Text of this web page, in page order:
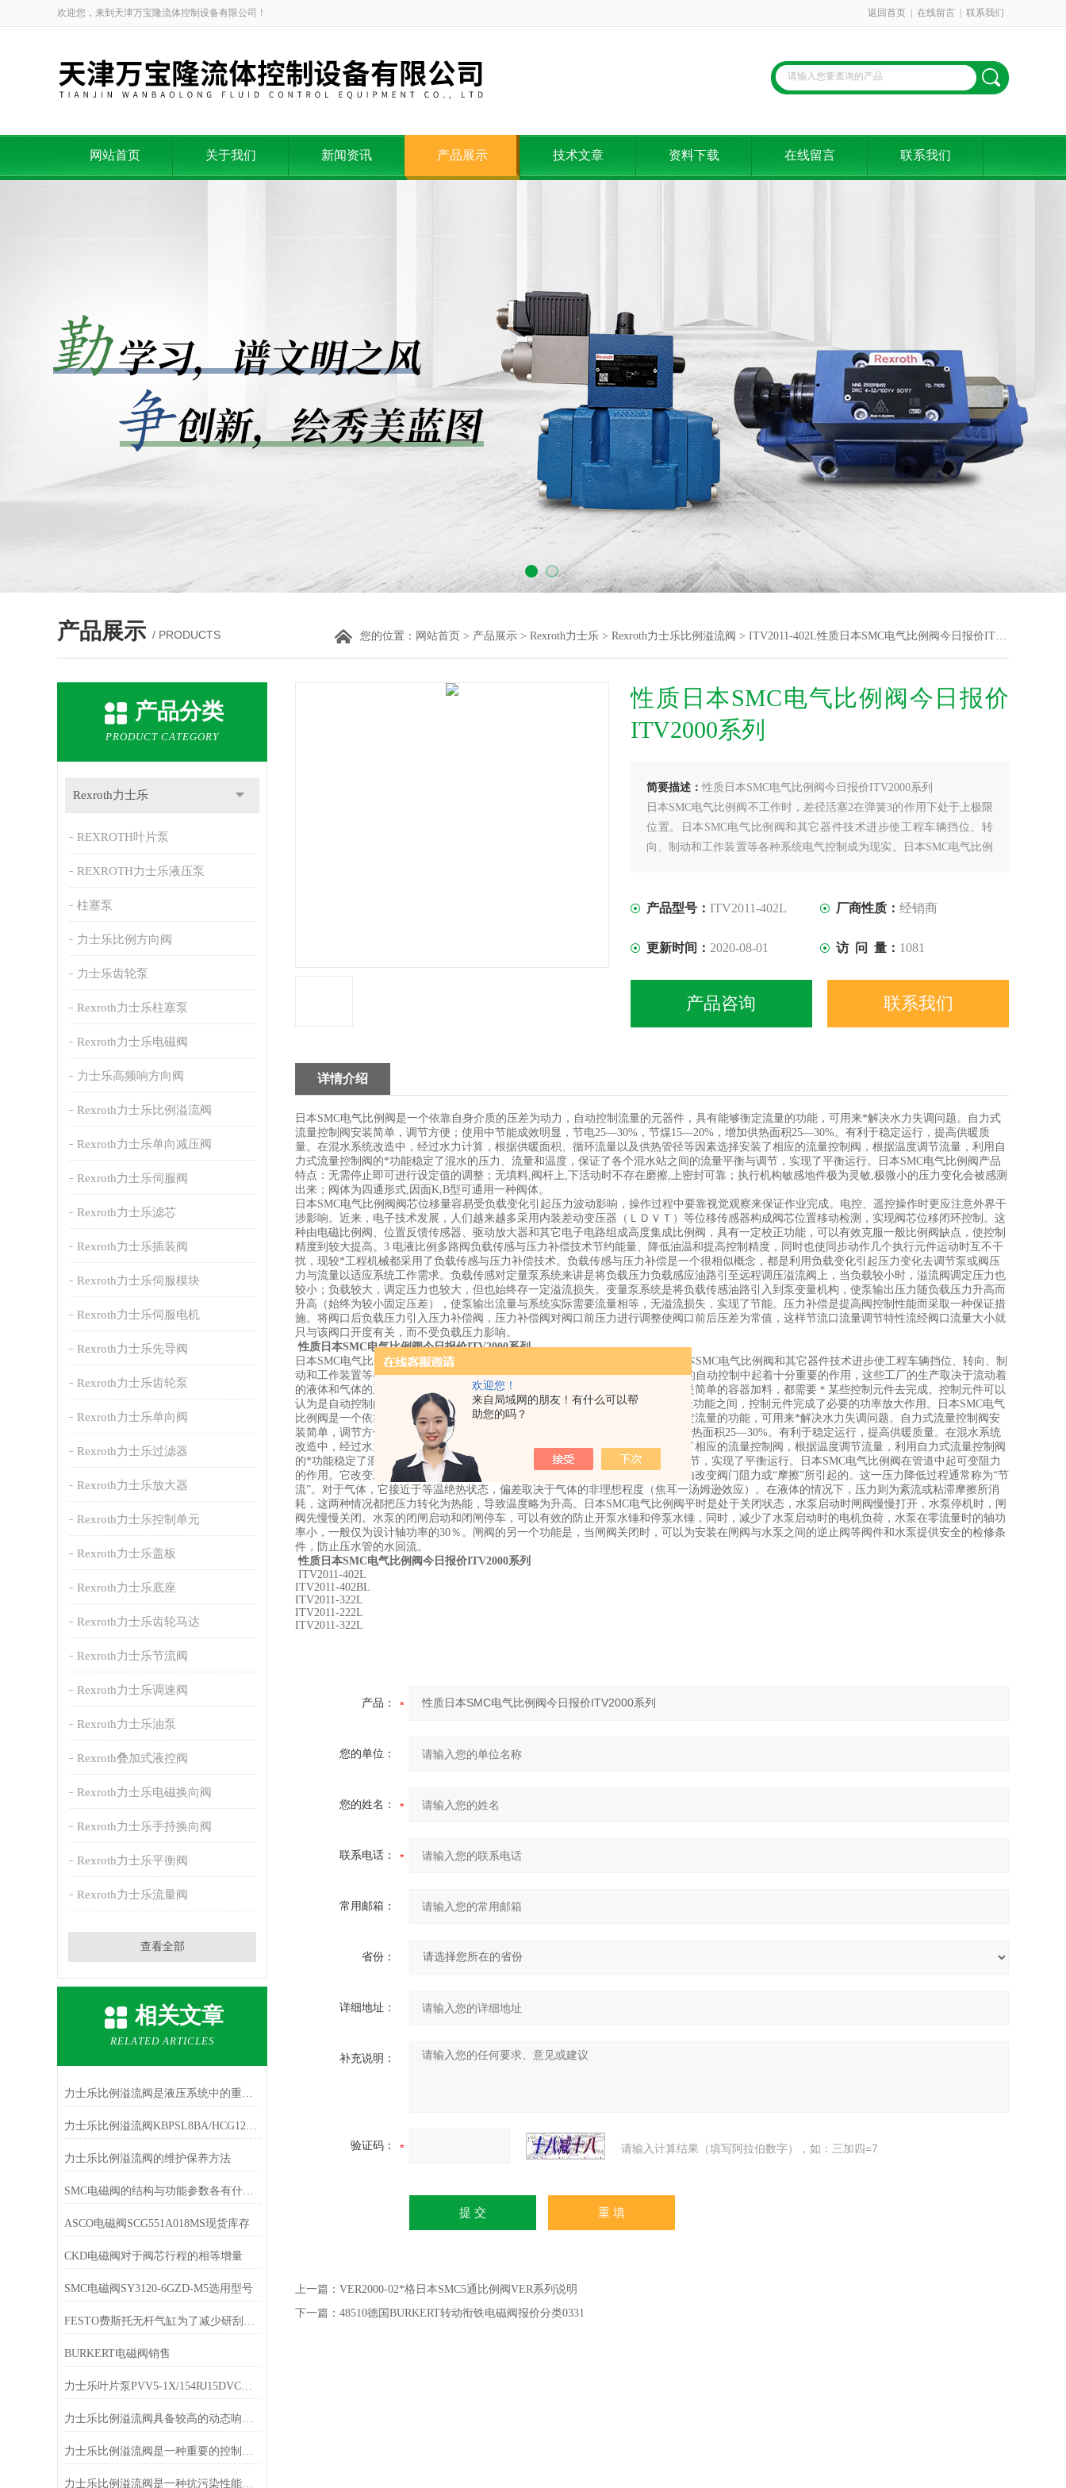
欢迎您！
来自局域网的朋友！有什么可以帮
助您的吗？
欢迎您，来到天津万宝隆流体控制设备有限公司！ 返回首页 在线留言 联系我们
网站首页 关于我们 新闻资讯 产品展示 技术文章 资料下载 在线留言 联系我们
产品展示 / PRODUCTS 您的位置： 网站首页 > 产品展示 > Rexroth力士乐 > Rexroth力士乐比例溢流阀 > ITV2011-402L性质日本SMC电气比例阀今日报价ITV2000系列
产品分类
PRODUCT CATEGORY
Rexroth力士乐
REXROTH叶片泵
REXROTH力士乐液压泵
柱塞泵
力士乐比例方向阀
力士乐齿轮泵
Rexroth力士乐柱塞泵
Rexroth力士乐电磁阀
力士乐高频响方向阀
Rexroth力士乐比例溢流阀
Rexroth力士乐单向减压阀
Rexroth力士乐伺服阀
Rexroth力士乐滤芯
Rexroth力士乐插装阀
Rexroth力士乐伺服模块
Rexroth力士乐伺服电机
Rexroth力士乐先导阀
Rexroth力士乐齿轮泵
Rexroth力士乐单向阀
Rexroth力士乐过滤器
Rexroth力士乐放大器
Rexroth力士乐控制单元
Rexroth力士乐盖板
Rexroth力士乐底座
Rexroth力士乐齿轮马达
Rexroth力士乐节流阀
Rexroth力士乐调速阀
Rexroth力士乐油泵
Rexroth叠加式液控阀
Rexroth力士乐电磁换向阀
Rexroth力士乐手持换向阀
Rexroth力士乐平衡阀
Rexroth力士乐流量阀
查看全部
相关文章
RELATED ARTICLES
力士乐比例溢流阀是液压系统中的重要控制元件
力士乐比例溢流阀KBPSL8BA/HCG12K4V原理
力士乐比例溢流阀的维护保养方法
SMC电磁阀的结构与功能参数各有什么样优势
ASCO电磁阀SCG551A018MS现货库存
CKD电磁阀对于阀芯行程的相等增量
SMC电磁阀SY3120-6GZD-M5选用型号
FESTO费斯托无杆气缸为了减少研刮的工作量
BURKERT电磁阀销售
力士乐叶片泵PVV5-1X/154RJ15DVC参数
力士乐比例溢流阀具备较高的动态响应速度
力士乐比例溢流阀是一种重要的控制元件
力士乐比例溢流阀是一种抗污染性能较好的电液控制阀
性质日本SMC电气比例阀今日报价
ITV2000系列
简要描述：性质日本SMC电气比例阀今日报价ITV2000系列
日本SMC电气比例阀不工作时，差径活塞2在弹簧3的作用下处于上极限
位置。日本SMC电气比例阀和其它器件技术进步使工程车辆挡位、转
向、制动和工作装置等各种系统电气控制成为现实。日本SMC电气比例
产品型号： ITV2011-402L 厂商性质： 经销商
更新时间： 2020-08-01 访 问 量： 1081
产品咨询 联系我们
详情介绍
日本SMC电气比例阀是一个依靠自身介质的压差为动力，自动控制流量的元器件，具有能够衡定流量的功能，可用来*解决水力失调问题。自力式
流量控制阀安装简单，调节方便；使用中节能成效明显，节电25—30%，节煤15—20%，增加供热面积25—30%。有利于稳定运行，提高供暖质
量。在混水系统改造中，经过水力计算，根据供暖面积、循环流量以及供热管径等因素选择安装了相应的流量控制阀，根据温度调节流量，利用自
力式流量控制阀的*功能稳定了混水的压力、流量和温度，保证了各个混水站之间的流量平衡与调节，实现了平衡运行。日本SMC电气比例阀产品
特点：无需停止即可进行设定值的调整；无填料,阀杆上,下活动时不存在磨擦,上密封可靠；执行机构敏感地件极为灵敏,极微小的压力变化会被感测
出来；阀体为四通形式,因面K,B型可通用一种阀体。
日本SMC电气比例阀阀芯位移量容易受负载变化引起压力波动影响，操作过程中要靠视觉观察来保证作业完成。电控、遥控操作时更应注意外界干
涉影响。近来，电子技术发展，人们越来越多采用内装差动变压器（ＬＤＶＴ）等位移传感器构成阀芯位置移动检测，实现阀芯位移闭环控制。这
种由电磁比例阀、位置反馈传感器、驱动放大器和其它电子电路组成高度集成比例阀，具有一定校正功能，可以有效克服一般比例阀缺点，使控制
精度到较大提高。3 电液比例多路阀负载传感与压力补偿技术节约能量、降低油温和提高控制精度，同时也使同步动作几个执行元件运动时互不干
扰，现较*工程机械都采用了负载传感与压力补偿技术。负载传感与压力补偿是一个很相似概念，都是利用负载变化引起压力变化去调节泵或阀压
力与流量以适应系统工作需求。负载传感对定量泵系统来讲是将负载压力负载感应油路引至远程调压溢流阀上，当负载较小时，溢流阀调定压力也
较小；负载较大，调定压力也较大，但也始终存一定溢流损失。变量泵系统是将负载传感油路引入到泵变量机构，使泵输出压力随负载压力升高而
升高（始终为较小固定压差），使泵输出流量与系统实际需要流量相等，无溢流损失，实现了节能。压力补偿是提高阀控制性能而采取一种保证措
施。将阀口后负载压力引入压力补偿阀，压力补偿阀对阀口前压力进行调整使阀口前后压差为常值，这样节流口流量调节特性流经阀口流量大小就
只与该阀口开度有关，而不受负载压力影响。
性质日本SMC电气比例阀今日报价ITV2000系列
日本SMC电气比例阀不工作时，差径活塞2在弹簧3的作用下处于上极限位置。日本SMC电气比例阀和其它器件技术进步使工程车辆挡位、转向、制
动和工作装置等各种系统电气控制成为现实。日本SMC电气比例阀在现代化工厂的自动控制中起着十分重要的作用，这些工厂的生产取决于流动着
的液体和气体的正确分配和控制。这些控制无论是能量的交换、压力的降低或者是简单的容器加料，都需要＊某些控制元件去完成。控制元件可以
认为是自动控制的“体力”。在调节器的低能量级和执行流动流体控制所需的高能级功能之间，控制元件完成了必要的功率放大作用。日本SMC电气
比例阀是一个依靠自身介质的压差为动力，自动控制流量的元器件，具有能够衡定流量的功能，可用来*解决水力失调问题。自力式流量控制阀安
装简单，调节方便；使用中节能成效明显，节电25—30%，节煤15—20%，增加供热面积25—30%。有利于稳定运行，提高供暖质量。在混水系统
改造中，经过水力计算，根据供暖面积、循环流量以及供热管径等因素选择安装了相应的流量控制阀，根据温度调节流量，利用自力式流量控制阀
的*功能稳定了混水的压力、流量和温度，保证了各个混水站之间的流量平衡与调节，实现了平衡运行。日本SMC电气比例阀在管道中起可变阻力
的作用。它改变工艺流体的紊流度或者在层流情况下提供一个压力降，压力降是由改变阀门阻力或“摩擦”所引起的。这一压力降低过程通常称为“节
流”。对于气体，它接近于等温绝热状态，偏差取决于气体的非理想程度（焦耳一汤姆逊效应）。在液体的情况下，压力则为紊流或粘滞摩擦所消
耗，这两种情况都把压力转化为热能，导致温度略为升高。日本SMC电气比例阀平时是处于关闭状态，水泵启动时闸阀慢慢打开，水泵停机时，闸
阀先慢慢关闭。水泵的闭闸启动和闭闸停车，可以有效的防止开泵水锤和停泵水锤，同时，减少了水泵启动时的电机负荷，水泵在零流量时的轴功
率小，一般仅为设计轴功率的30％。闸阀的另一个功能是，当闸阀关闭时，可以为安装在闸阀与水泵之间的逆止阀等阀件和水泵提供安全的检修条
件，防止压水管的水回流。
性质日本SMC电气比例阀今日报价ITV2000系列
ITV2011-402L
ITV2011-402BL
ITV2011-322L
ITV2011-222L
ITV2011-322L
产品：
您的单位：
您的姓名：
联系电话：
常用邮箱：
省份：
详细地址：
补充说明：
验证码： 请输入计算结果（填写阿拉伯数字），如：三加四=7
上一篇： VER2000-02*格日本SMC5通比例阀VER系列说明
下一篇： 48510德国BURKERT转动衔铁电磁阀报价分类0331